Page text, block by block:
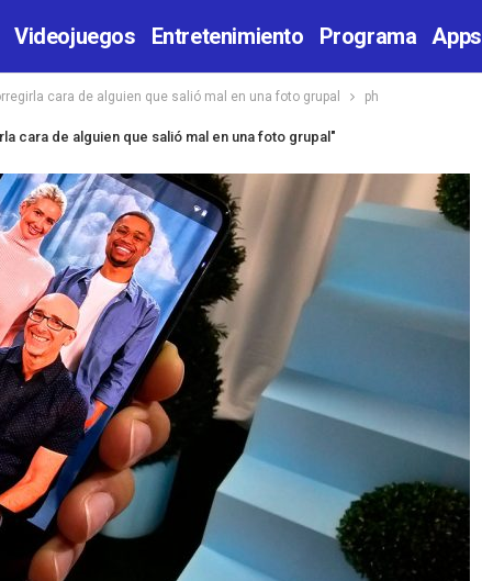
Videojuegos Entretenimiento Programa Apps
cara de alguien que salió mal en una foto grupal ph
cara de alguien que salió mal en una foto grupal"